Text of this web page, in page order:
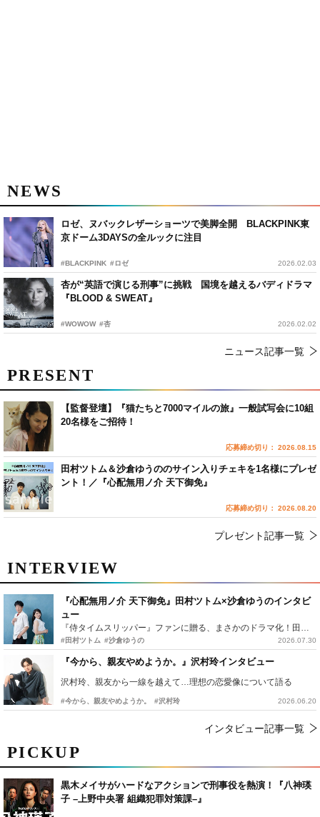
NEWS
ロゼ、ヌバックレザーショーツで美脚全開 BLACKPINK東
京ドーム3DAYSの全ルックに注目
#BLACKPINK #ロゼ 2026.02.03
杏が“英語で演じる刑事”に挑戦 国境を越えるバディドラマ
『BLOOD & SWEAT』
#WOWOW #杏 2026.02.02
ニュース記事一覧
PICKUP
黒木メイサがハードなアクションで刑事役を熱演！『八神瑛
子 –上野中央署 組織犯罪対策課–』
INTERVIEW
『心配無用ノ介 天下御免』田村ツトム×沙倉ゆうのインタビ
ュー
『侍タイムスリッパー』ファンに贈る、まさかのドラマ化！田村ツトム×沙倉ゆうのが語る『心配無用ノ介』撮影秘話
#田村ツトム #沙倉ゆうの 2026.07.30
『今から、親友やめようか。』沢村玲インタビュー
沢村玲、親友から一線を越えて…理想の恋愛像について語る
#今から、親友やめようか。 #沢村玲 2026.06.20
インタビュー記事一覧
PRESENT
【監督登壇】『猫たちと7000マイルの旅』一般試写会に10組
20名様をご招待！
応募締め切り： 2026.08.15
田村ツトム＆沙倉ゆうののサイン入りチェキを1名様にプレゼ
ント！／『心配無用ノ介 天下御免』
応募締め切り： 2026.08.20
プレゼント記事一覧